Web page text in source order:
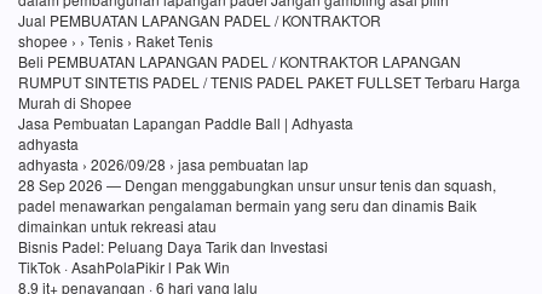
Jual PEMBUATAN LAPANGAN PADEL / KONTRAKTOR
shopee › › Tenis › Raket Tenis
Beli PEMBUATAN LAPANGAN PADEL / KONTRAKTOR LAPANGAN
RUMPUT SINTETIS PADEL / TENIS PADEL PAKET FULLSET Terbaru Harga
Murah di Shopee
Jasa Pembuatan Lapangan Paddle Ball | Adhyasta
adhyasta
adhyasta › 2026/09/28 › jasa pembuatan lap
28 Sep 2026 — Dengan menggabungkan unsur unsur tenis dan squash,
padel menawarkan pengalaman bermain yang seru dan dinamis Baik
dimainkan untuk rekreasi atau
Bisnis Padel: Peluang Daya Tarik dan Investasi
TikTok · AsahPolaPikir l Pak Win
8,9 jt+ penayangan · 6 hari yang lalu